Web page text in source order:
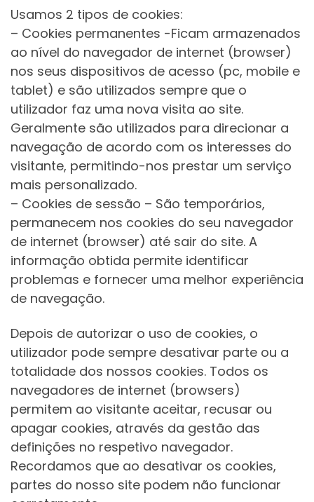
Usamos 2 tipos de cookies:
– Cookies permanentes -Ficam armazenados
ao nível do navegador de internet (browser)
nos seus dispositivos de acesso (pc, mobile e
tablet) e são utilizados sempre que o
utilizador faz uma nova visita ao site.
Geralmente são utilizados para direcionar a
navegação de acordo com os interesses do
visitante, permitindo-nos prestar um serviço
mais personalizado.
– Cookies de sessão – São temporários,
permanecem nos cookies do seu navegador
de internet (browser) até sair do site. A
informação obtida permite identificar
problemas e fornecer uma melhor experiência
de navegação.
Depois de autorizar o uso de cookies, o
utilizador pode sempre desativar parte ou a
totalidade dos nossos cookies. Todos os
navegadores de internet (browsers)
permitem ao visitante aceitar, recusar ou
apagar cookies, através da gestão das
definições no respetivo navegador.
Recordamos que ao desativar os cookies,
partes do nosso site podem não funcionar